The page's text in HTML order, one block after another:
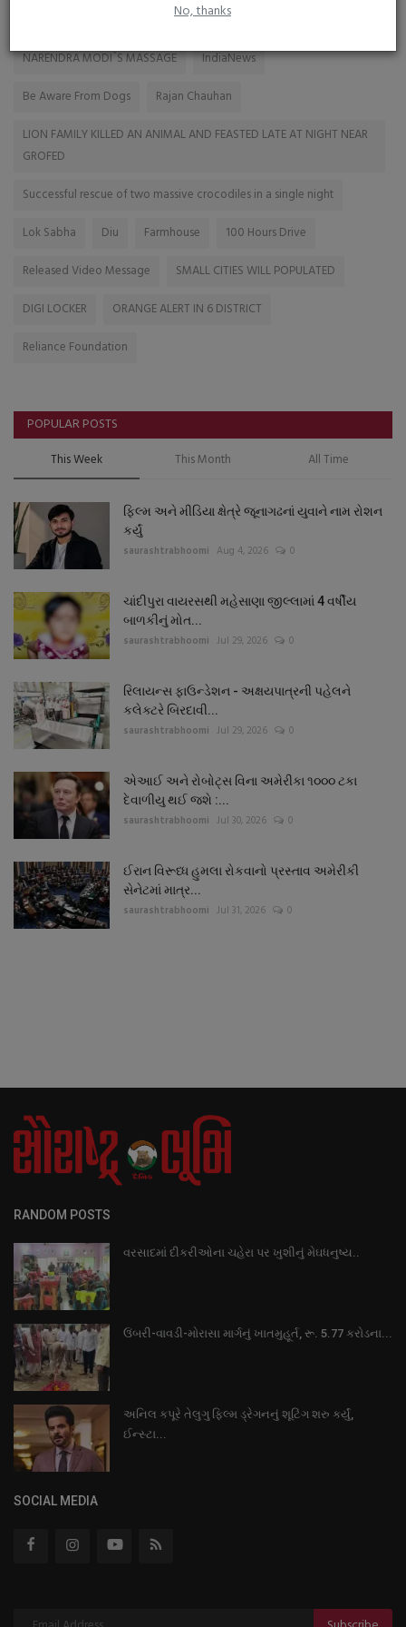
No, thanks
NARENDRA MODI`S MASSAGE
IndiaNews
Be Aware From Dogs
Rajan Chauhan
LION FAMILY KILLED AN ANIMAL AND FEASTED LATE AT NIGHT NEAR
GROFED
Successful rescue of two massive crocodiles in a single night
Lok Sabha
Diu Farmhouse
100 Hours Drive
Released Video Message
SMALL CITIES WILL POPULATED
DIGI LOCKER
ORANGE ALERT IN 6 DISTRICT
Reliance Foundation
POPULAR POSTS
This Week This Month All Time
ફિલ્મ અને મીડિયા ક્ષેત્રે જૂનાગઢનાં યુવાને નામ રોશન
કર્યું
saurashtrabhoomi Aug 4, 2026 0
ચાંદીપુરા વાયરસથી મહેસાણા જીલ્લામાં 4 વર્ષીય
બાળકીનું મોત...
saurashtrabhoomi Jul 29, 2026 0
રિલાયન્સ ફાઉન્ડેશન - અક્ષયપાત્રની પહેલને
કલેક્ટરે બિરદાવી...
saurashtrabhoomi Jul 29, 2026 0
એઆઈ અને રોબોટ્સ વિના અમેરીકા ૧૦૦૦ ટકા
દેવાળીયુ થઈ જશે :...
saurashtrabhoomi Jul 30, 2026 0
ઈરાન વિરૂધ્ધ હુમલા રોકવાનો પ્રસ્તાવ અમેરીકી
સેનેટમાં માત્ર...
saurashtrabhoomi Jul 31, 2026 0
RANDOM POSTS
વરસાદમાં દીકરીઓના ચહેરા પર ખુશીનું મેઘધનુષ્ય..
ઉંબરી-વાવડી-મોરાસા માર્ગનું ખાતમુહૂર્ત, રૂ. 5.77 કરોડના...
અનિલ કપૂરે તેલુગુ ફિલ્મ ડ્રેગનનું શૂટિંગ શરુ કર્યું,
ઈન્સ્ટા...
SOCIAL MEDIA